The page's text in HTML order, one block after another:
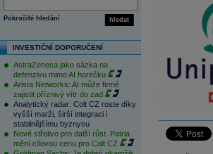
hledat
Pokročilé hledání
INVESTIČNÍ DOPORUČENÍ
AstraZeneca jako sázka na
defenzivu mimo AI horečku
Arista Networks: AI může firmě
zajistit příznivý vítr do zad
Analytický radar: Colt CZ roste díky
vyšší marži, širší integraci i
stabilnějšímu byznysu
Nové střelivo pro další růst. Patria
mění cílovou cenu pro Colt CZ